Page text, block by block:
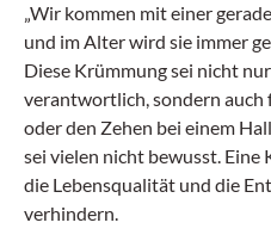
„Wir kommen mit einer
und im Alter wird sie immer
Diese Krümmung sei nicht
verantwortlich, sondern
oder den Zehen bei einem
sei vielen nicht bewusst.
die Lebensqualität und die
verhindern.